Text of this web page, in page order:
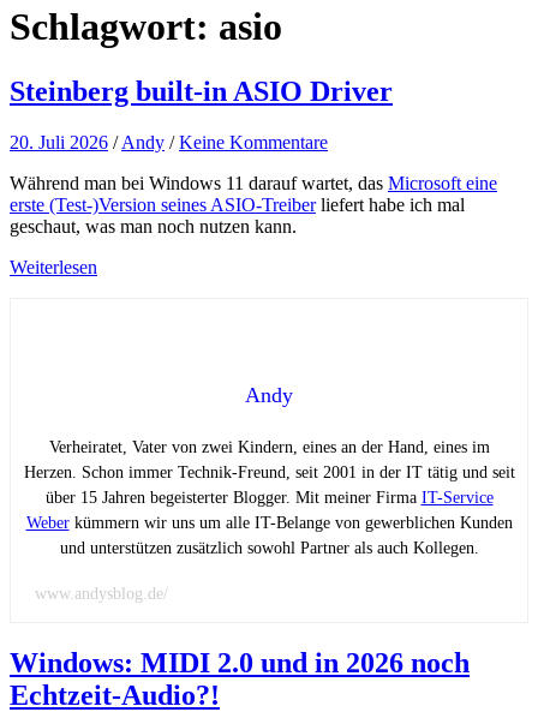
Schlagwort: asio
Steinberg built-in ASIO Driver
20. Juli 2026 /Andy /Keine Kommentare
Während man bei Windows 11 darauf wartet, das Microsoft eine
erste (Test-)Version seines ASIO-Treiberliefert habe ich mal
geschaut, was man noch nutzen kann.
Weiterlesen
Andy
Verheiratet, Vater von zwei Kindern, eines an der Hand, eines im
Herzen. Schon immer Technik-Freund, seit 2001 in der IT tätig und seit
über 15 Jahren begeisterter Blogger. Mit meiner Firma IT-Service
Weberkümmern wir uns um alle IT-Belange von gewerblichen Kunden
und unterstützen zusätzlich sowohl Partner als auch Kollegen.
www.andysblog.de/
Windows: MIDI 2.0 und in 2026 noch
Echtzeit-Audio?!